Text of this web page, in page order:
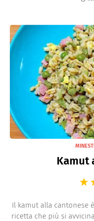
Kamut
Il kamut alla cantonese
ricetta che più si